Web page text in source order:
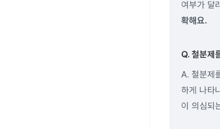
여부가 달
확해요.
Q. 철분제
A. 철분제
하게 나타
이 의심되